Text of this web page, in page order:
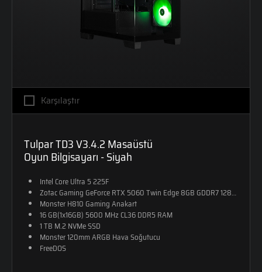
Karşılaştır
Tulpar TD3 V3.4.2 Masaüstü
Oyun Bilgisayarı - Siyah
Intel Core Ultra 5 225F
Zotac Gaming GeForce RTX 5060 Twin Edge 8GB GDDR7 128-Bit DX12
Monster H810 Gaming Anakart
16 GB(1x16GB) 5600 MHz CL36 DDR5 RAM
1 TB M.2 NVMe SSD
Monster 120mm ARGB Hava Soğutucu
FreeDOS